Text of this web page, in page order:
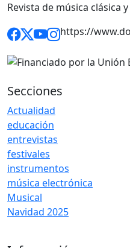
Revista de música clásica
https://
Secciones
Actualidad
educación
entrevistas
festivales
instrumentos
música electrónica
Musical
Navidad 2025